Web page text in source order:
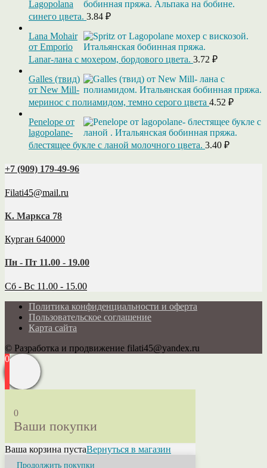
Lagopolana
синего цвета. 3.84 ₽
Lana Mohair
от Emporio
Lanar-лана с мохером, бордового цвета. 3.72 ₽
Galles (твид)
от New Mill-
меринос с полиамидом, темно серого цвета 4.52 ₽
Penelope от
lagopolane-
блестящее букле с ланой молочного цвета. 3.40 ₽
+7 (909) 179‑49-96
Filati45@mail.ru
К. Маркса 78
Курган 640000
Пн - Пт 11.00 - 19.00
Сб - Вс 11.00 - 15.00
Политика конфиденциальности и оферта
Пользовательское соглашение
Карта сайта
© Разработка и продвижение filati45@yandex.ru
0
0
Ваши покупки
Ваша корзина пустаВернуться в магазин
Продолжить покупки